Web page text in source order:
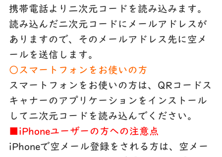
携帯電話より二次元コードを読み込みます。
読み込んだ二次元コードにメールアドレスが
ありますので、そのメールアドレス先に空メ
ールを送信します。
○スマートフォンをお使いの方
スマートフォンをお使いの方は、QRコードス
キャナーのアプリケーションをインストール
して二次元コードを読み込んでください。
■iPhoneユーザーの方への注意点
iPhoneで空メール登録をされる方は、空メー